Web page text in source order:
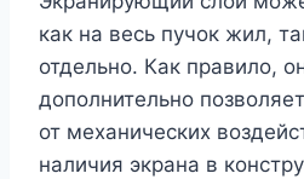
как на весь пучок жил,
отдельно. Как правило,
дополнительно
от механических
наличия экрана в